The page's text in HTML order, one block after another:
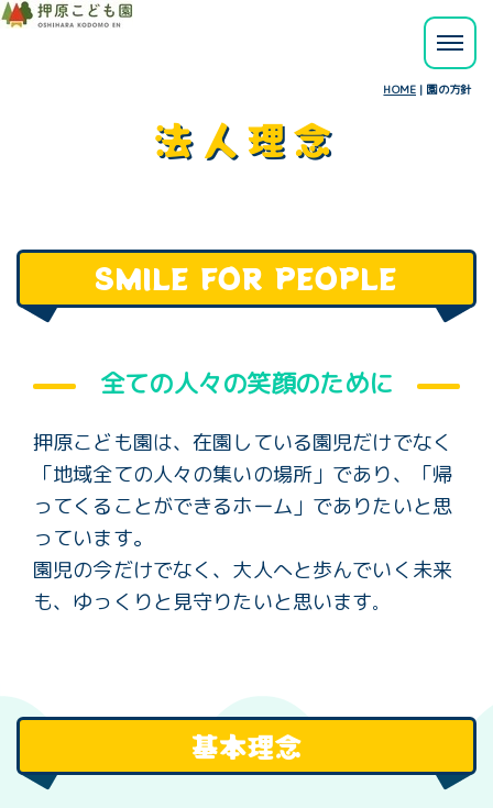
HOME | 園の方針
法人理念
SMILE FOR PEOPLE
全ての人々の笑顔のために
押原こども園は、在園している園児だけでなく
「地域全ての人々の集いの場所」であり、
「帰
ってくることができるホーム」でありたいと思
っています。
園児の今だけでなく、大人へと歩んでいく未来
も、ゆっくりと見守りたいと思います。
基本理念